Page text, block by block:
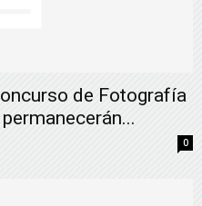
de Fotografía
0